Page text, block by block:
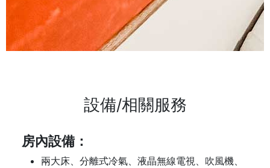
設備/相關服務
房內設備：
兩大床、分離式冷氣、液晶無線電視、吹風機、